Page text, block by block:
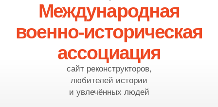
Международная
военно-историческая
ассоциация
сайт реконструкторов,
любителей истории
и увлечённых людей